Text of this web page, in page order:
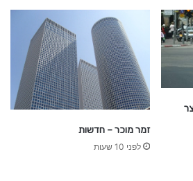
זמר מוכר – חדשות
לפני 10 שעות